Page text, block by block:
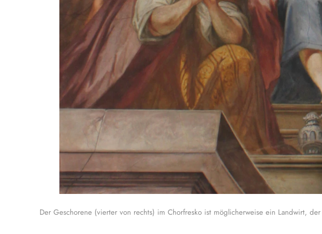
Der Geschorene (vierter von rechts) im Chorfresko ist möglicherweise ein Landwirt,